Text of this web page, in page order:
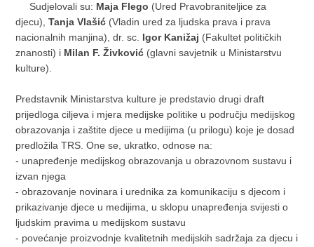
Sudjelovali su: Maja Flego (Ured Pravobraniteljice za
djecu),Tanja Vlašić (Vladin ured za ljudska prava i prava
nacionalnih manjina), dr. sc. Igor Kanižaj (Fakultet političkih
znanosti) i Milan F. Živković (glavni savjetnik u Ministarstvu
kulture).
Predstavnik Ministarstva kulture je predstavio drugi draft
prijedloga ciljeva i mjera medijske politike u području medijskog
obrazovanja i zaštite djece u medijima (u prilogu) koje je dosad
predložila TRS. One se, ukratko, odnose na:
- unapređenje medijskog obrazovanja u obrazovnom sustavu i
izvan njega
- obrazovanje novinara i urednika za komunikaciju s djecom i
prikazivanje djece u medijima, u sklopu unapređenja svijesti o
ljudskim pravima u medijskom sustavu
- povećanje proizvodnje kvalitetnih medijskih sadržaja za djecu i